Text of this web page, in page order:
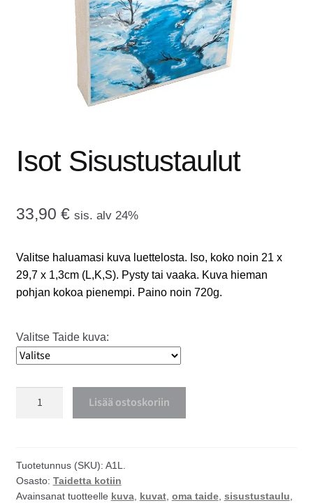
OTA YHTEYTTÄ
GALLERIA
MAINOSMÖRKÖ
Isot Sisustustaulut
33,90 € sis. alv 24%
Valitse haluamasi kuva luettelosta. Iso, koko noin 21 x
29,7 x 1,3cm (L,K,S). Pysty tai vaaka. Kuva hieman
pohjan kokoa pienempi. Paino noin 720g.
Valitse Taide kuva:
Lisää ostoskoriin
Tuotetunnus (SKU): A1L.
Osasto: Taidetta kotiin
Avainsanat tuotteelle kuva, kuvat, oma taide, sisustustaulu,